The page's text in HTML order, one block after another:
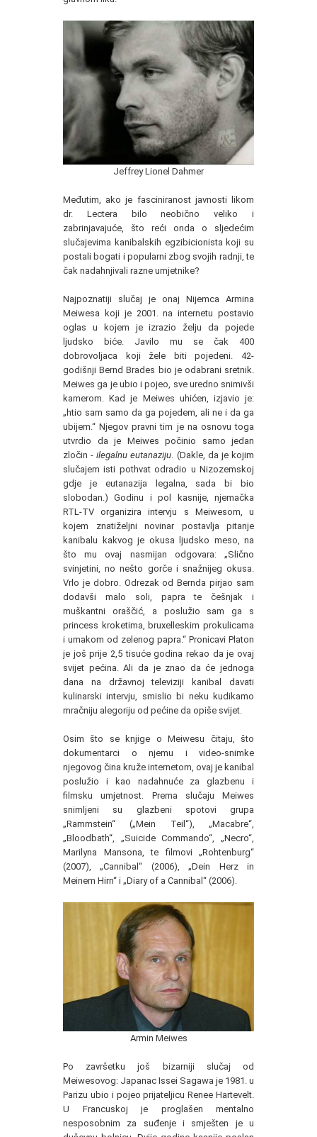
Jeffrey Lionel Dahmer
Međutim, ako je fasciniranost javnosti likom
dr. Lectera bilo neobično veliko i
zabrinjavajuće, što reći onda o sljedećim
slučajevima kanibalskih egzibicionista koji su
postali bogati i popularni zbog svojih radnji, te
čak nadahnjivali razne umjetnike?
Najpoznatiji slučaj je onaj Nijemca Armina
Meiwesa koji je 2001. na internetu postavio
oglas u kojem je izrazio želju da pojede
ljudsko biće. Javilo mu se čak 400
dobrovoljaca koji žele biti pojedeni. 42-
godišnji Bernd Brades bio je odabrani sretnik.
Meiwes ga je ubio i pojeo, sve uredno snimivši
kamerom. Kad je Meiwes uhićen, izjavio je:
„htio sam samo da ga pojedem, ali ne i da ga
ubijem.“ Njegov pravni tim je na osnovu toga
utvrdio da je Meiwes počinio samo jedan
zločin - ilegalnu eutanaziju . (Dakle, da je kojim
slučajem isti pothvat odradio u Nizozemskoj
gdje je eutanazija legalna, sada bi bio
slobodan.) Godinu i pol kasnije, njemačka
RTL-TV organizira intervju s Meiwesom, u
kojem znatiželjni novinar postavlja pitanje
kanibalu kakvog je okusa ljudsko meso, na
što mu ovaj nasmijan odgovara: „Slično
svinjetini, no nešto gorče i snažnijeg okusa.
Vrlo je dobro. Odrezak od Bernda pirjao sam
dodavši malo soli, papra te češnjak i
muškantni oraščić, a poslužio sam ga s
princess kroketima, bruxelleskim prokulicama
i umakom od zelenog papra.“ Pronicavi Platon
je još prije 2,5 tisuće godina rekao da je ovaj
svijet pećina. Ali da je znao da će jednoga
dana na državnoj televiziji kanibal davati
kulinarski intervju, smislio bi neku kudikamo
mračniju alegoriju od pećine da opiše svijet.
Osim što se knjige o Meiwesu čitaju, što
dokumentarci o njemu i video-snimke
njegovog čina kruže internetom, ovaj je kanibal
poslužio i kao nadahnuće za glazbenu i
filmsku umjetnost. Prema slučaju Meiwes
snimljeni su glazbeni spotovi grupa
„Rammstein“ („Mein Teil“), „Macabre“,
„Bloodbath“, „Suicide Commando“, „Necro“,
Marilyna Mansona, te filmovi „Rohtenburg“
(2007), „Cannibal“ (2006), „Dein Herz in
Meinem Hirn“ i „Diary of a Cannibal“ (2006).
Armin Meiwes
Po završetku još bizarniji slučaj od
Meiwesovog: Japanac Issei Sagawa je 1981. u
Parizu ubio i pojeo prijateljicu Renee Hartevelt.
U Francuskoj je proglašen mentalno
nesposobnim za suđenje i smješten je u